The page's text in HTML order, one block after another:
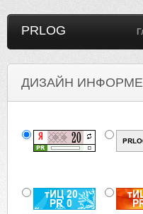
PRLOG
ДИЗАЙН